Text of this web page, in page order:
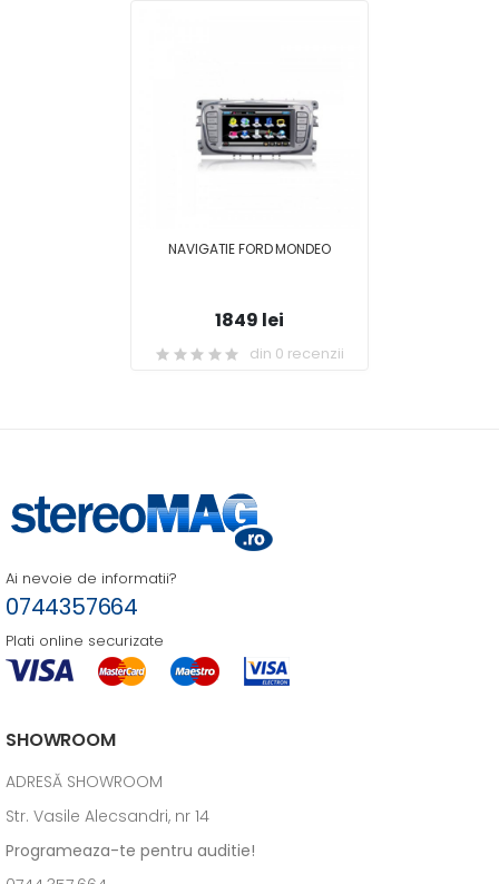
NAVIGATIE FORD MONDEO
1849 lei
din 0 recenzii
Ai nevoie de informatii?
0744357664
Plati online securizate
SHOWROOM
ADRESĂ SHOWROOM
Str. Vasile Alecsandri, nr 14
Programeaza-te pentru auditie!